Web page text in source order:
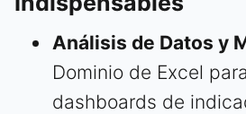
Análisis de Datos y
Dominio de Excel
dashboards de